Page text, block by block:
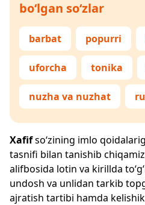
bo‘lgan so‘zlar
barbat popurri
uforcha tonika
nuzha va nuzhat
Xafifso‘zining imlo
tasnifi bilan tanishib
alifbosida lotin va kirillda
undosh va unlidan tarkib
ajratish tartibi hamda